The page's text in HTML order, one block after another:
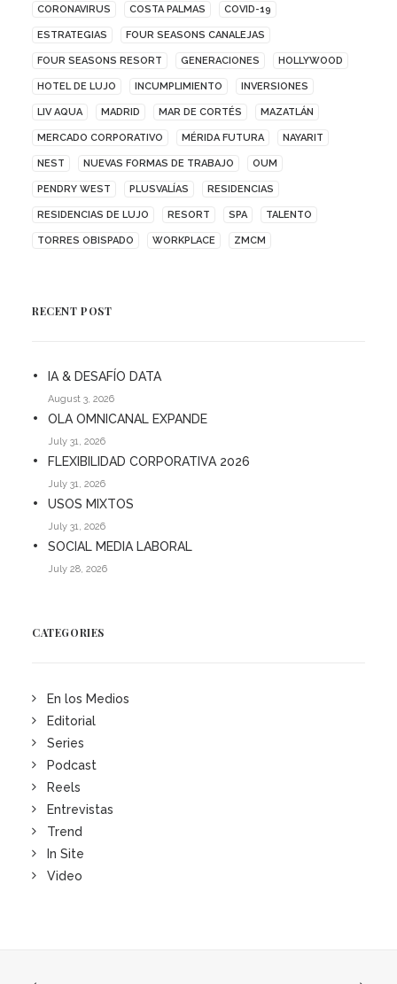
CORONAVIRUS COSTA PALMAS COVID-19
ESTRATEGIAS FOUR SEASONS CANALEJAS
FOUR SEASONS RESORT GENERACIONES HOLLYWOOD
HOTEL DE LUJO INCUMPLIMIENTO INVERSIONES
LIV AQUA MADRID MAR DE CORTÉS MAZATLÁN
MERCADO CORPORATIVO MÉRIDA FUTURA NAYARIT
NEST NUEVAS FORMAS DE TRABAJO OUM
PENDRY WEST PLUSVALÍAS RESIDENCIAS
RESIDENCIAS DE LUJO RESORT SPA TALENTO
TORRES OBISPADO WORKPLACE ZMCM
RECENT POST
IA & DESAFÍO DATA
August 3, 2026
OLA OMNICANAL EXPANDE
July 31, 2026
FLEXIBILIDAD CORPORATIVA 2026
July 31, 2026
USOS MIXTOS
July 31, 2026
SOCIAL MEDIA LABORAL
July 28, 2026
CATEGORIES
En los Medios
Editorial
Series
Podcast
Reels
Entrevistas
Trend
In Site
Video